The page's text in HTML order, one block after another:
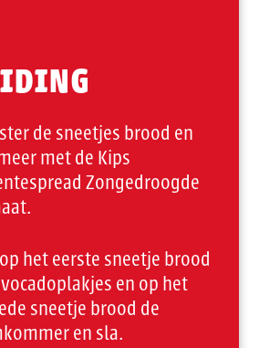
de sneetjes brood en
met de Kips
Zongedroogde
het eerste sneetje brood
en op het
sneetje brood de
en sla.